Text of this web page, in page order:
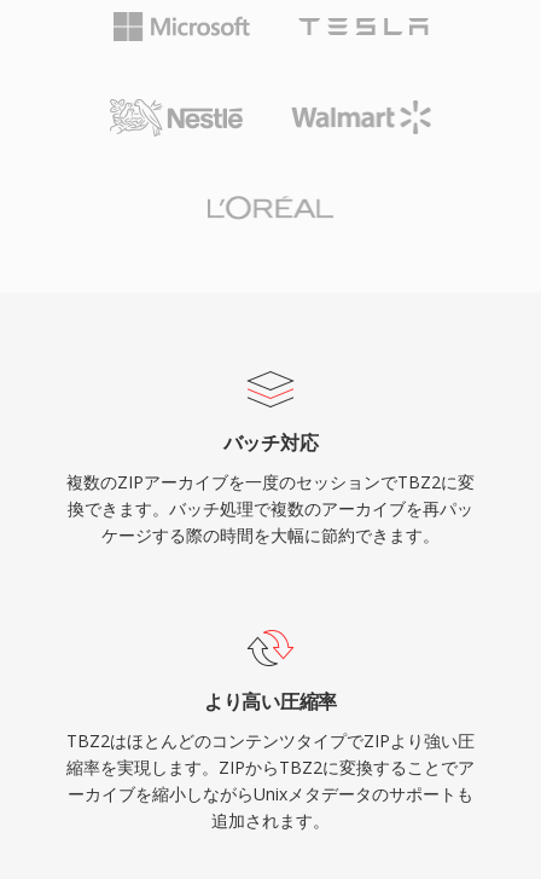
バッチ対応
複数のZIPアーカイブを一度のセッションでTBZ2に変
換できます。バッチ処理で複数のアーカイブを再パッ
ケージする際の時間を大幅に節約できます。
より高い圧縮率
TBZ2はほとんどのコンテンツタイプでZIPより強い圧
縮率を実現します。ZIPからTBZ2に変換することでア
ーカイブを縮小しながらUnixメタデータのサポートも
追加されます。